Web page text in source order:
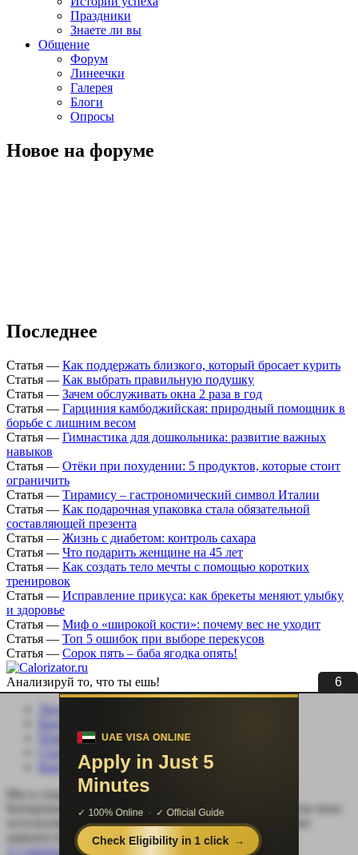
6
Праздники
Знаете ли вы
Общение
Форум
Линеечки
Галерея
Блоги
Опросы
Новое на форуме
Последнее
Статья — Как поддержать близкого, который бросает курить
Статья — Как выбрать правильную подушку
Статья — Зачем обслуживать окна 2 раза в год
Статья — Гарциния камбоджийская: природный помощник в
борьбе с лишним весом
Статья — Гимнастика для дошкольника: развитие важных
навыков
Статья — Отёки при похудении: 5 продуктов, которые стоит
ограничить
Статья — Тирамису – гастрономический символ Италии
Статья — Как подарочная упаковка стала обязательной
составляющей презента
Статья — Жизнь с диабетом: контроль сахара
Статья — Что подарить женщине на 45 лет
Статья — Как создать тело мечты с помощью коротких
тренировок
Статья — Исправление прикуса: как брекеты меняют улыбку
и здоровье
Статья — Миф о «широкой кости»: почему вес не уходит
Статья — Топ 5 ошибок при выборе перекусов
Статья — Сорок пять – баба ягодка опять!
Анализируй то, что ты ешь!
Личный кабинет
Помощь сайту
Соцсети
Карта сайта
Мы в социальных сетях:
Копирование, перепечатка (целиком или частично) или иное
использование материала без письменного разрешения
администрации сайта Calorizator.ru не допускается.
© Calorizator.ru 2008-2026